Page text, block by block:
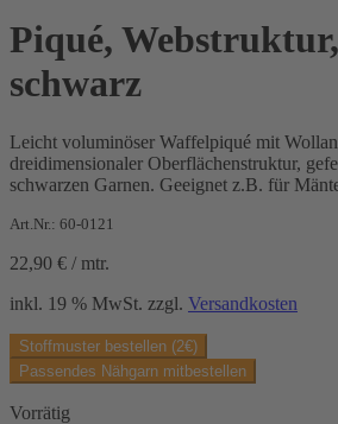
Piqué,
schwarz
Leicht voluminöser Waffelpiqué mit
dreidimensionaler Oberflächenstruktur,
schwarzen Garnen. Geeignet z.B. für
Art.Nr.: 60-0121
22,90 € / mtr.
inkl. 19 % MwSt. zzgl. Versandkosten
Stoffmuster bestellen (2€)
Passendes Nähgarn mitbestellen
Vorrätig